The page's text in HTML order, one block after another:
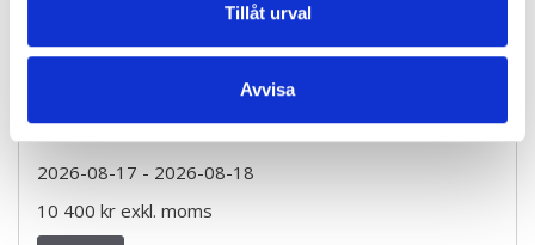
Tillåt urval
Avvisa
BAS P/U - Byggarbetsmiljösamordnare (2 dagar)
2026-08-17 - 2026-08-18
10 400 kr exkl. moms